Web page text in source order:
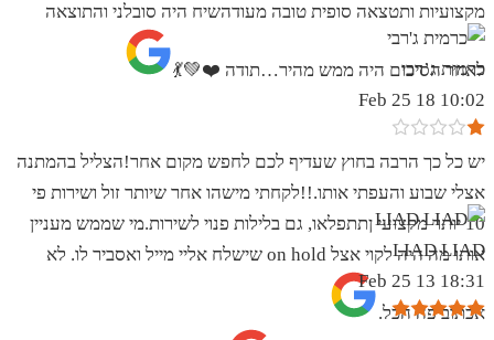
מקצועיות ותטצאה סופית טובה מעודהשיח היה סובלני והתוצאה
לאחר הסיכום היה ממש מהיר…תודה ❤️💚💃
כרמית ג’רבי
10:02 18 Feb 25
יש כל כך הרבה בחוץ שעדיף לכם לחפש מקום אחר!הצליל בהמתנה
אצלי שבוע והעפתי אותו.!!לקחתי מישהו אחר שיותר זול ושירות פי
10 יותר מקצועי ןתתפלאו, גם בלילות פנוי לשירות.מי שממש מעניין
אותו מה היה לקוי אצל on hold שישלח אליי מייל ואסביר לו. לא
אכתוב פה הכל.
LIAD LIAD
18:31 13 Feb 25